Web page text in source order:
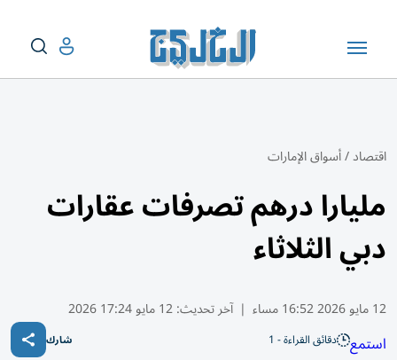
اقتصاد/أسواق الإمارات
مليارا درهم تصرفات عقارات
دبي الثلاثاء
12 مايو 2026 16:52 مساء | آخر تحديث:12 مايو 17:24 2026
استمع دقائق القراءة - 1 شارك